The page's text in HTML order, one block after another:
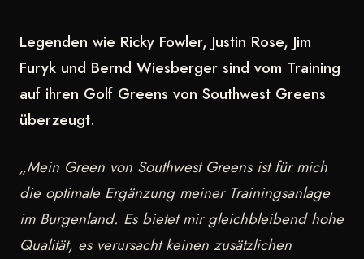
Legenden wie Ricky Fowler, Justin Rose, Jim
Furyk und Bernd Wiesberger sind vom Training
auf ihren Golf Greens von Southwest Greens
überzeugt.
„Mein Green von Southwest Greens ist für mich
die optimale Ergänzung meiner Trainingsanlage
im Burgenland. Es bietet mir gleichbleibend hohe
Qualität, es verursacht keinen zusätzlichen